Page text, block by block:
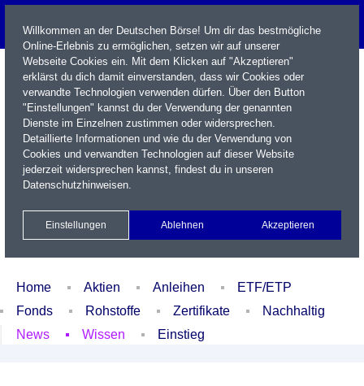
Name / WKN / ISIN / Kürzel
Xetra Realtime
Watchlist Portfolio Login
Home Aktien Anleihen
ETF/ETP
Fonds
Rohstoffe Zertifikate
Nachhaltig
News
Wissen Einstieg
Willkommen an der Deutschen Börse! Um dir das bestmögliche
Online-Erlebnis zu ermöglichen, setzen wir auf unserer
Webseite Cookies ein. Mit dem Klicken auf "Akzeptieren"
erklärst du dich damit einverstanden, dass wir Cookies oder
verwandte Technologien verwenden dürfen. Über den Button
"Einstellungen" kannst du der Verwendung der genannten
Dienste im Einzelnen zustimmen oder widersprechen.
Detaillierte Informationen und wie du der Verwendung von
Cookies und verwandten Technologien auf dieser Website
jederzeit widersprechen kannst, findest du in unseren
Datenschutzhinweisen.
Einstellungen Ablehnen Akzeptieren